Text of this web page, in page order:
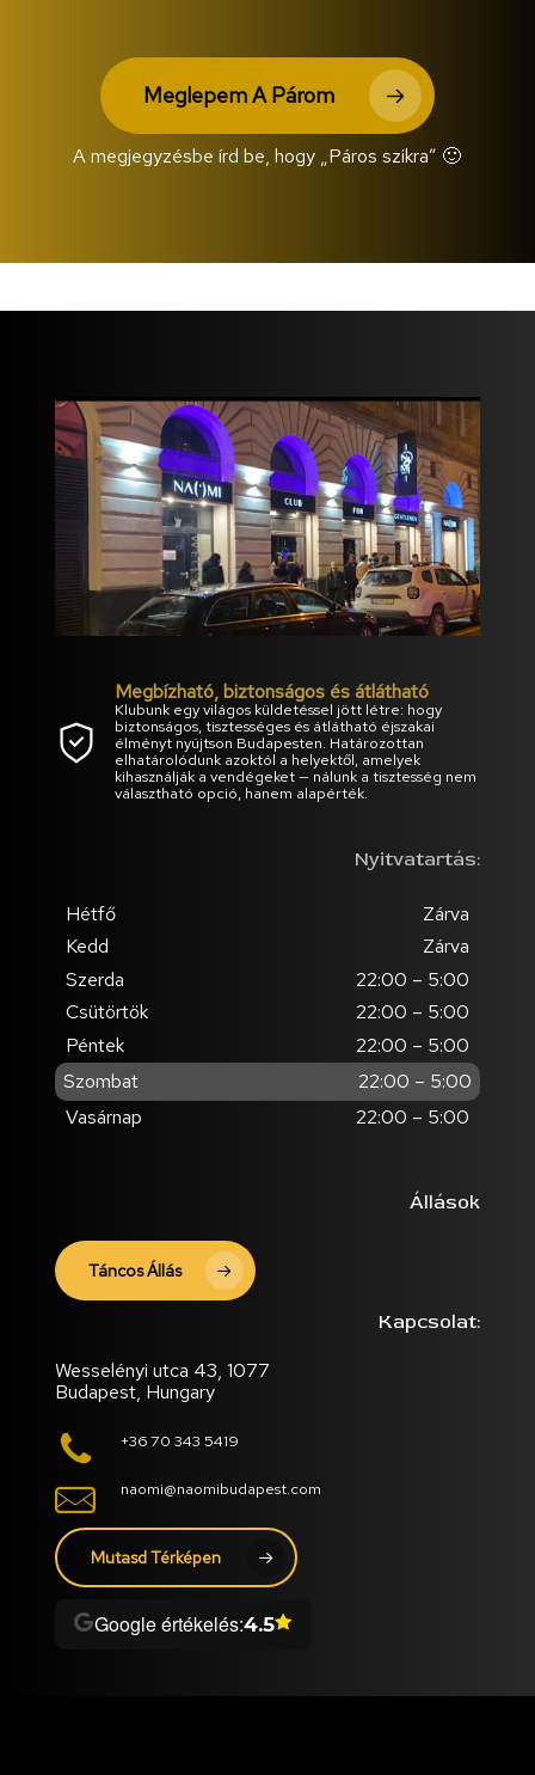
Meglepem A Párom
A megjegyzésbe írd be, hogy „Páros szikra” 🙂
Megbízható, biztonságos és átlátható
Klubunk egy világos küldetéssel jött létre: hogy
biztonságos, tisztességes és átlátható éjszakai
élményt nyújtson Budapesten. Határozottan
elhatárolódunk azoktól a helyektől, amelyek
kihasználják a vendégeket — nálunk a tisztesség nem
választható opció, hanem alapérték.
Nyitvatartás:
Hétfő
Zárva
Kedd
Zárva
Szerda
22:00 – 5:00
Csütörtök
22:00 – 5:00
Péntek
22:00 – 5:00
Szombat
22:00 – 5:00
Vasárnap
22:00 – 5:00
Állások
Táncos Állás
Kapcsolat:
Wesselényi utca 43, 1077
Budapest, Hungary
+36 70 343 5419
naomi@naomibudapest.com
Mutasd Térképen
Google értékelés:4.5